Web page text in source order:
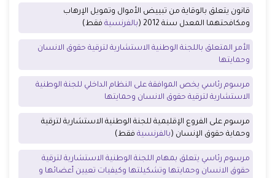
قانون يتعلق بالوقاية من تبييض الأموال وتمويل الإرهاب
ومكافحتهما المعدل سنة 2012 (
بالفرنسية فقط)
الأمر المتعلق باللجنة الوطنية الاستشارية لترقية حقوق الانسان
وحمايتها
مرسوم رئاسي يخص الموافقة على النظام الداخلي للجنة الوطنية
الاستشارية لترقية حقوق الانسان وحمايتها
مرسوم على الفروع الإقليمية للجنة الوطنية الاستشارية لترقية
وحماية حقوق الإنسان (بالفرنسية فقط)
مرسوم رئاسي يتعلق بمهام اللجنة الوطنية الاستشارية لترقية
حقوق الانسان وحمايتها وتشكيلتها وكيفيات تعيين أعضائها و